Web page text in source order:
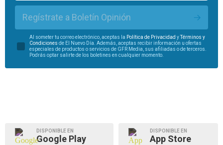
Regístrate a Boletín Opinión
Al someter tu correo electrónico, aceptas la Política de Privacidad y
Términos y
Condiciones de El Nuevo Día. Además, aceptas recibir información u ofertas
especiales de productos o servicios de GFR Media, sus afiliadas o de terceros.
Podrás optar salirte de los boletines en cualquier momento.
DISPONIBLE EN
Google Play
DISPONIBLE EN
App Store